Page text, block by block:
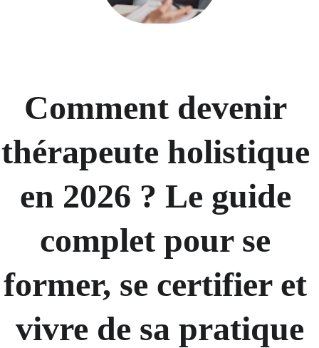
Comment devenir
thérapeute holistique
en 2026 ? Le guide
complet pour se
former, se certifier et
vivre de sa pratique